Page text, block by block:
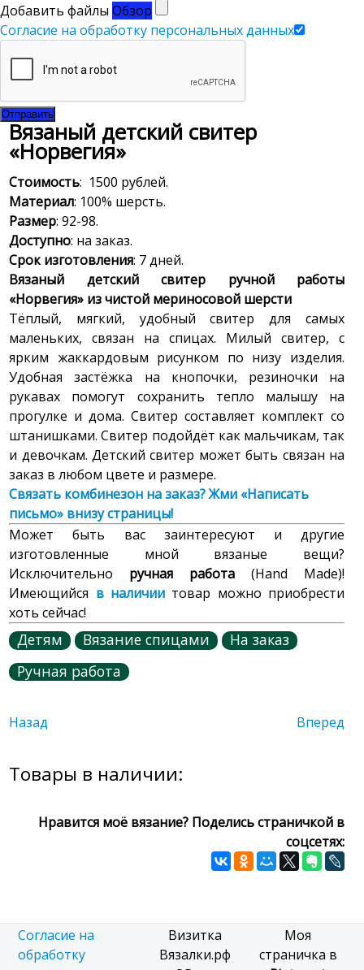
Добавить файлы Обзор
Согласие на обработку персональных данных
Отправить
Вязаный детский свитер
«Норвегия»
Стоимость: 1500 рублей.
Материал: 100% шерсть.
Размер: 92-98.
Доступно: на заказ.
Срок изготовления: 7 дней.
Вязаный детский свитер ручной работы
«Норвегия» из чистой мериносовой шерсти
Тёплый, мягкий, удобный свитер для самых
маленьких, связан на спицах. Милый свитер, с
ярким жаккардовым рисунком по низу изделия.
Удобная застёжка на кнопочки, резиночки на
рукавах помогут сохранить тепло малышу на
прогулке и дома. Свитер составляет комплект со
штанишками. Свитер подойдёт как мальчикам, так
и девочкам. Детский свитер может быть связан на
заказ в любом цвете и размере.
Связать комбинезон на заказ? Жми «Написать
письмо» внизу страницы!
Может быть вас заинтересуют и другие
изготовленные мной вязаные вещи?
Исключительно ручная работа (Hand Made)!
Имеющийся в наличиитовар можно приобрести
хоть сейчас!
Детям Вязание спицами
На заказ
Ручная работа
Назад Вперед
Товары в наличии:
Нравится моё вязание? Поделись страничкой в
соцсетях:
Согласие на
обработку
Визитка
Вязалки.рф
Моя
страничка в